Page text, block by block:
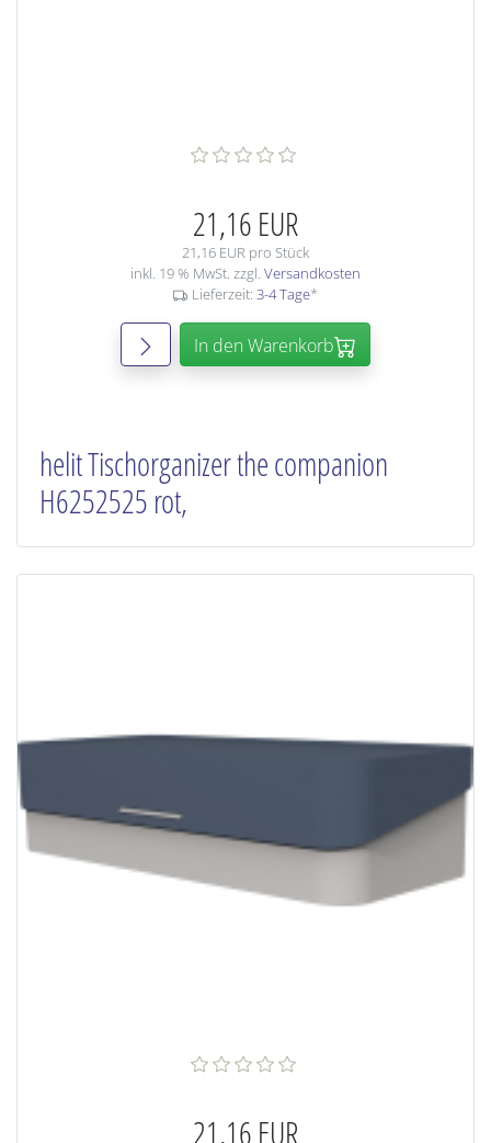
21,16 EUR
21,16 EUR pro Stück
inkl. 19 % MwSt. zzgl. Versandkosten
Lieferzeit: 3-4 Tage*
In den Warenkorb
helit Tischorganizer the companion
H6252525 rot,
21,16 EUR